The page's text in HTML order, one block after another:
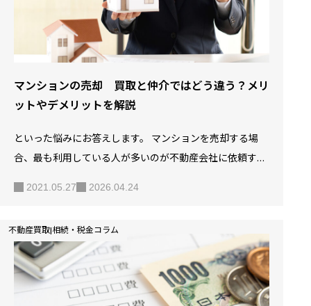
マンションの売却 買取と仲介ではどう違う？メリ
ットやデメリットを解説
といった悩みにお答えします。 マンションを売却する場
合、最も利用している人が多いのが不動産会社に依頼する
ようなメリットがあるのでしょうか？ この記事では、マン
ションの売却における仲介と買取の違いなどについて解説
します。 【5分でわかる】マンション売却の流れと費用 SO
LID HOUSEでは、無料で査定を行っております。詳しくはS
2021.05.27 2026.04.24
不動産買取|相続・税金コラム